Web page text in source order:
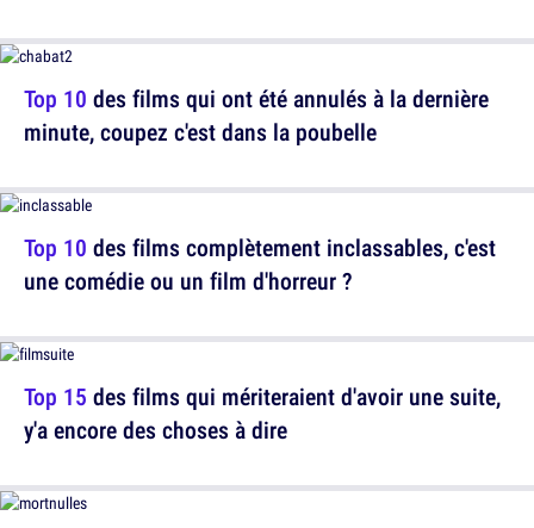
Top 10 des films qui ont été annulés à la dernière
minute, coupez c'est dans la poubelle
Top 15 des films qui mériteraient d'avoir une suite,
y'a encore des choses à dire
Top 10 des films complètement inclassables, c'est
une comédie ou un film d'horreur ?